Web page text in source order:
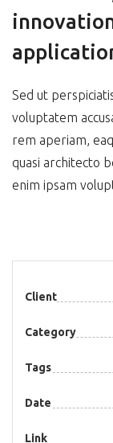
Sed ut
voluptatem
rem aperiam,
quasi architecto
enim ipsam
Client
Category
Tags
Date
Link